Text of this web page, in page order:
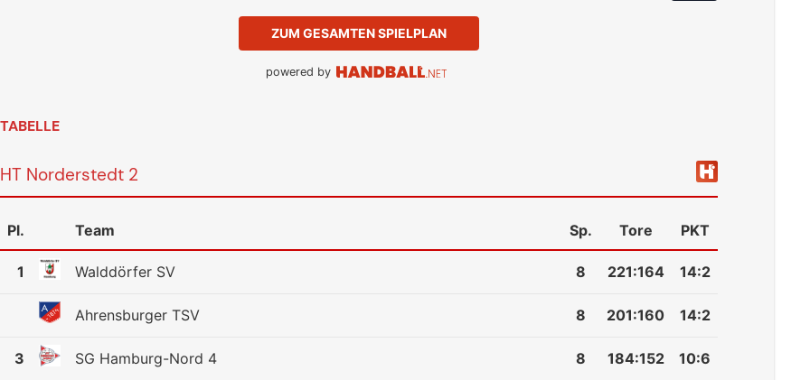
ZUM GESAMTEN SPIELPLAN
powered by
TABELLE
HT Norderstedt 2
Pl. Team Sp. Tore PKT
1 Walddörfer SV 8 221:164 14:2
Ahrensburger TSV 8 201:160 14:2
3 SG Hamburg-Nord 4 8 184:152 10:6